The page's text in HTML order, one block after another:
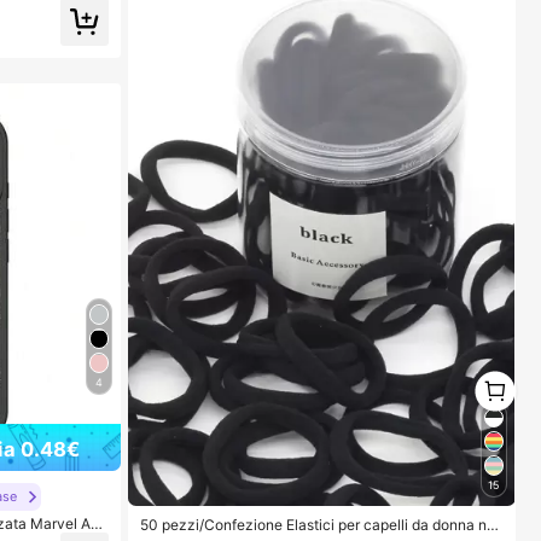
4
0.48€
Marvel Ave
15
50 pezzi/Confezione Elastici per capelli da donna ner
1
1